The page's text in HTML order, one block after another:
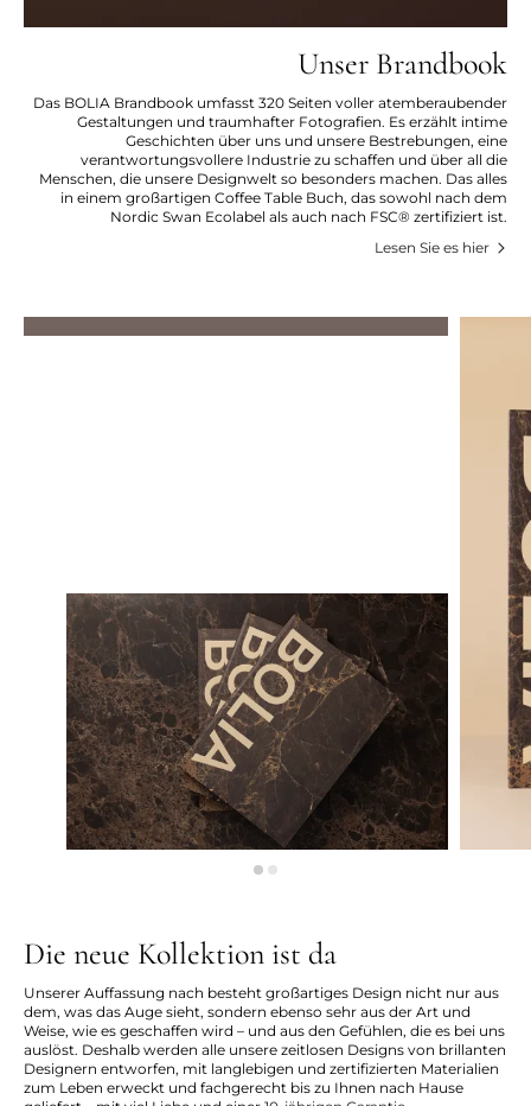
Unser Brandbook
Das BOLIA Brandbook umfasst 320 Seiten voller atemberaubender
Gestaltungen und traumhafter Fotografien. Es erzählt intime
Geschichten über uns und unsere Bestrebungen, eine
verantwortungsvollere Industrie zu schaffen und über all die
Menschen, die unsere Designwelt so besonders machen. Das alles
in einem großartigen Coffee Table Buch, das sowohl nach dem
Nordic Swan Ecolabel als auch nach FSC® zertifiziert ist.
Lesen Sie es hier
Die neue Kollektion ist da
Unserer Auffassung nach besteht großartiges Design nicht nur aus
dem, was das Auge sieht, sondern ebenso sehr aus der Art und
Weise, wie es geschaffen wird – und aus den Gefühlen, die es bei uns
auslöst. Deshalb werden alle unsere zeitlosen Designs von brillanten
Designern entworfen, mit langlebigen und zertifizierten Materialien
zum Leben erweckt und fachgerecht bis zu Ihnen nach Hause